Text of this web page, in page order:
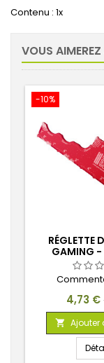
Contenu : 1x
VOUS
-10%
RÉGLETTE
GAMING -
Prix
4,73 €
 Ajouter